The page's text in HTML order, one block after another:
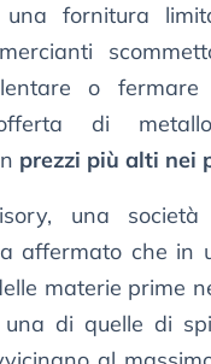
fornitura
o fermare
di
prezzi più alti nei
una società
affermato che in
materie prime
di quelle di